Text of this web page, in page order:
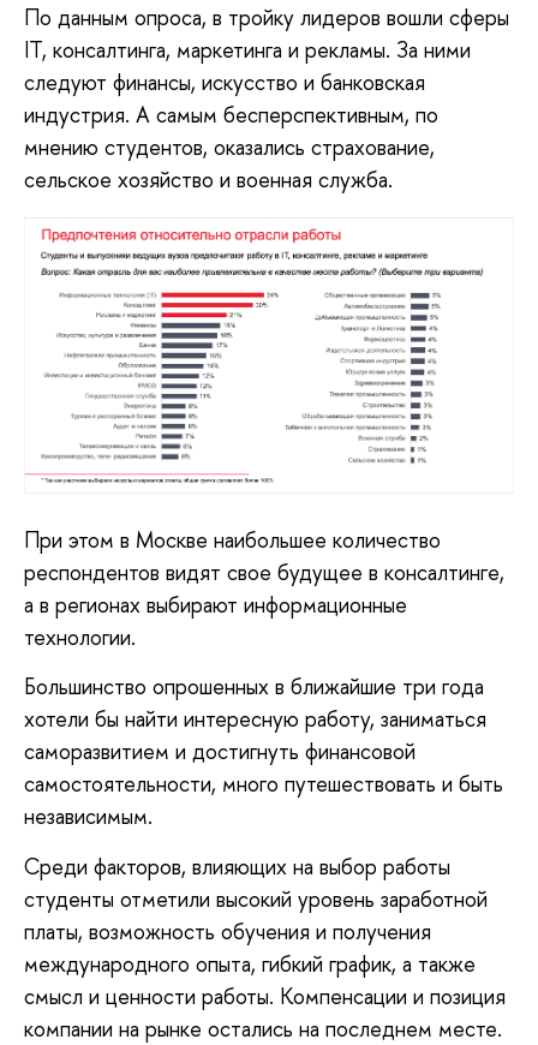
По данным опроса, в тройку лидеров вошли сферы
IT, консалтинга, маркетинга и рекламы. За ними
следуют финансы, искусство и банковская
индустрия. А самым бесперспективным, по
мнению студентов, оказались страхование,
сельское хозяйство и военная служба.
При этом в Москве наибольшее количество
респондентов видят свое будущее в консалтинге,
а в регионах выбирают информационные
технологии.
Большинство опрошенных в ближайшие три года
хотели бы найти интересную работу, заниматься
саморазвитием и достигнуть финансовой
самостоятельности, много путешествовать и быть
независимым.
Среди факторов, влияющих на выбор работы
студенты отметили высокий уровень заработной
платы, возможность обучения и получения
международного опыта, гибкий график, а также
смысл и ценности работы. Компенсации и позиция
компании на рынке остались на последнем месте.